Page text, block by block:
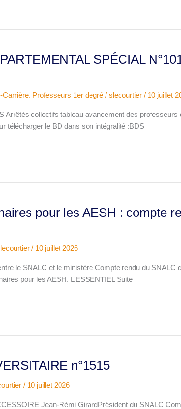
SPÉCIAL
Carrière, Professeurs 1er degré / slecourtier / 10 juillet
Arrêtés collectifs tableau avancement des
télécharger le BD dans son intégralité :BDS
pour les AESH : compte
/ 10 juillet 2026
le SNALC et le ministère Compte rendu du SNALC
pour les AESH. L’ESSENTIEL Suite
n°1515
/ 10 juillet 2026
Jean-Rémi GirardPrésident du SNALC